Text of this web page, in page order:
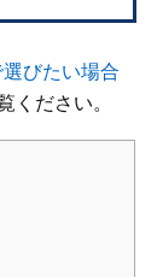
びたい場合
ださい。